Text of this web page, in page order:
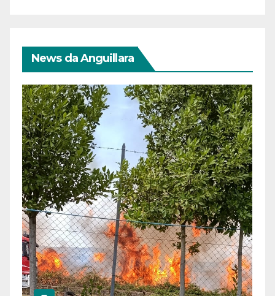
News da Anguillara